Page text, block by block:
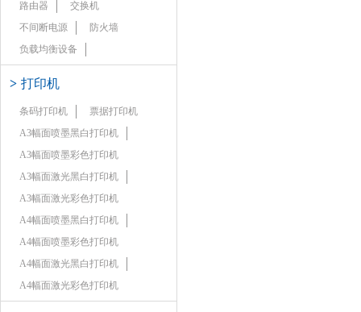
路由器
交换机
不间断电源
防火墙
负载均衡设备
> 打印机
条码打印机
票据打印机
A3幅面喷墨黑白打印机
A3幅面喷墨彩色打印机
A3幅面激光黑白打印机
A3幅面激光彩色打印机
A4幅面喷墨黑白打印机
A4幅面喷墨彩色打印机
A4幅面激光黑白打印机
A4幅面激光彩色打印机